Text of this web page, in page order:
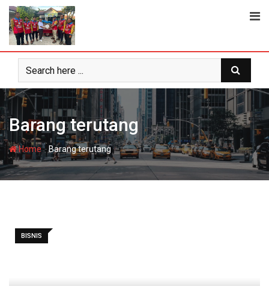
Skip
content
Barang terutang
Home-Barang terutang
BISNIS